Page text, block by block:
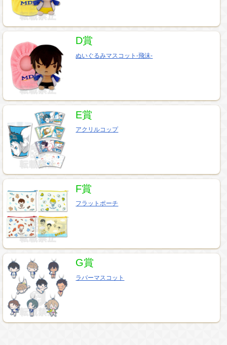
D賞
ぬいぐるみマスコット-飛沫-
E賞
アクリルコップ
F賞
フラットポーチ
G賞
ラバーマスコット